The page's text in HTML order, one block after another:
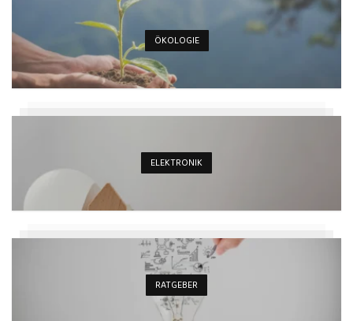
ÖKOLOGIE
ELEKTRONIK
RATGEBER